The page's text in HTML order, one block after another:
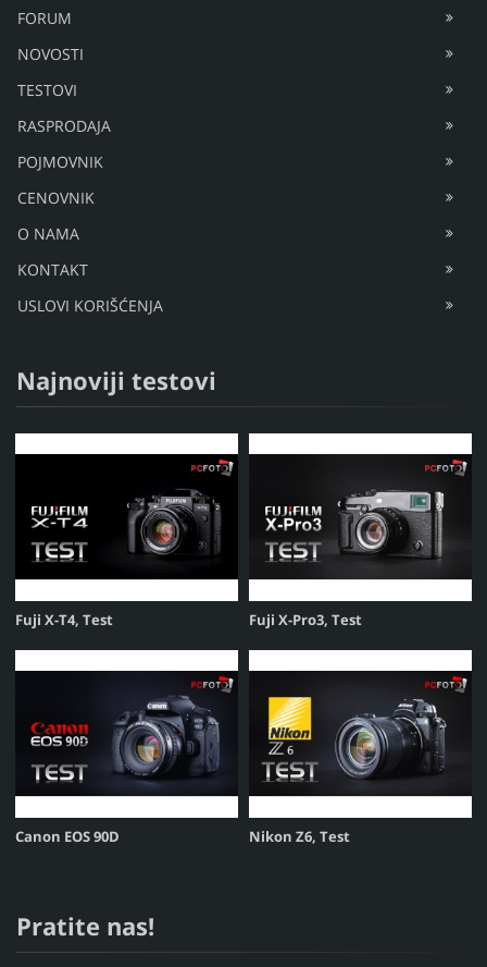
FORUM
NOVOSTI
TESTOVI
RASPRODAJA
POJMOVNIK
CENOVNIK
O NAMA
KONTAKT
USLOVI KORIŠĆENJA
Najnoviji testovi
Fuji X-T4, Test Fuji X-Pro3, Test
Canon EOS 90D Nikon Z6, Test
Pratite nas!